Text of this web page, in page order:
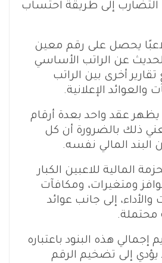
التضارب إلى طريقة احتساب
يحصل على رقم معين
عن الراتب الأساسي
أخرى بين الراتب
والعوائد الإعلانية.
يظهر عقد واحد بعدة أرقام
ذلك بالضرورة أن كل
البند المالي نفسه.
المالية للاعبين الكبار
ومتغيرات، ومكافآت
إلى جانب عوائد
محتملة.
هذه البنود باعتباره
يؤدي إلى تضخيم الرقم